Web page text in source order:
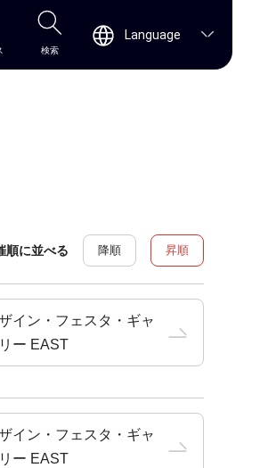
検索
Language
順に並べる 降順 昇順
イン・フェスタ・ギャ
ー EAST
イン・フェスタ・ギャ
ー EAST